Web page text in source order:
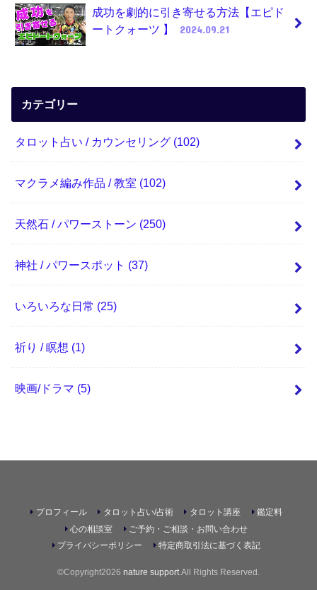
成功を劇的に引き寄せる方法【エピド
ートクォーツ 】
2024.09.21
カテゴリー
タロット占い / カウンセリング (102)
マクラメ編み作品 / 教室 (102)
天然石 / パワーストーン (250)
神社 / パワースポット (37)
いろいろな日常 (25)
祈り / 瞑想 (1)
映画/ドラマ (5)
プロフィール タロット占い/占術 タロット講座
鑑定料
心の相談室
ご予約・ご相談・お問い合わせ
プライバシーポリシー
特定商取引法に基づく表記
©Copyright2026 nature support .All Rights Reserved.